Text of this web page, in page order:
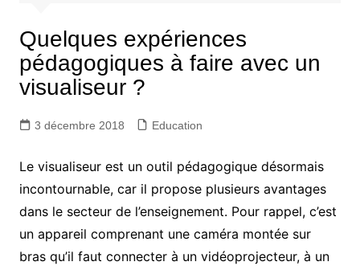
Quelques expériences
pédagogiques à faire avec un
visualiseur ?
3 décembre 2018 Education
Le visualiseur est un outil pédagogique désormais
incontournable, car il propose plusieurs avantages
dans le secteur de l’enseignement. Pour rappel, c’est
un appareil comprenant une caméra montée sur
bras qu’il faut connecter à un vidéoprojecteur, à un